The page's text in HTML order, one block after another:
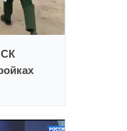
СК